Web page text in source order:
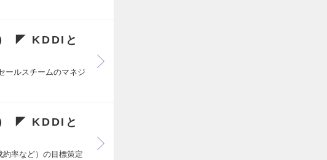
◤ KDDIと
ールスチームのマネジ
◤ KDDIと
率など）の目標策定